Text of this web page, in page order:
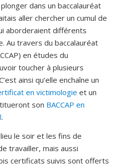
dans un baccalauréat
aller chercher un cumul de
aborderaient différents
Au travers du baccalauréat
en études du
toucher à plusieurs
ainsi qu’elle enchaîne un
en victimologie et un
son BACCAP en
.
le soir et les fins de
travailler, mais aussi
certificats suivis sont offerts